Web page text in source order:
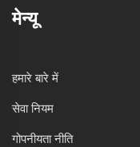
मेन्यू
हमारे बारे में
सेवा नियम
गोपनीयता नीति